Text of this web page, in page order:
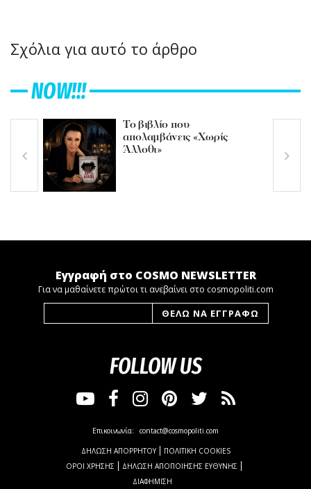
Σχόλια για αυτό το άρθρο
NOW!!!
Το βιβλίο που
απολαμβάνεις «Χωρίς
Άλλοθι»
Εγγραφή στο COSMO NEWSLETTER
Για να μαθαίνετε πρώτοι τι ανεβαίνει στο cosmopoliti.com
FOLLOW US
Επικοινωνία: contact@cosmopoliti.com
ΔΗΛΩΣΗ ΑΠΟΡΡΗΤΟΥ
ΠΟΛΙΤΙΚΗ COOKIES
ΟΡΟΙ ΧΡΗΣΗΣ
ΔΗΛΩΣΗ ΑΠΟΠΟΙΗΣΗΣ ΕΥΘΥΝΗΣ
ΔΙΑΦΗΜΙΣΗ